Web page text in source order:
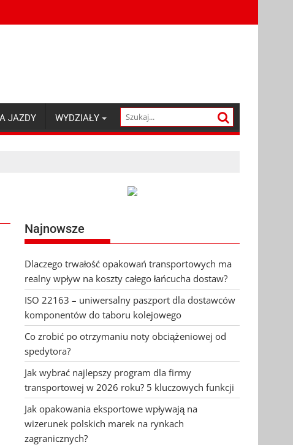
JAZDY WYDZIAŁY
Najnowsze
Dlaczego trwałość opakowań transportowych ma
realny wpływ na koszty całego łańcucha dostaw?
ISO 22163 – uniwersalny paszport dla dostawców
komponentów do taboru kolejowego
Co zrobić po otrzymaniu noty obciążeniowej od
spedytora?
Jak wybrać najlepszy program dla firmy
transportowej w 2026 roku? 5 kluczowych funkcji
Jak opakowania eksportowe wpływają na
wizerunek polskich marek na rynkach
zagranicznych?